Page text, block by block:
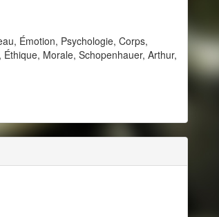
Émotion, Psychologie, Corps,
Morale, Schopenhauer, Arthur,